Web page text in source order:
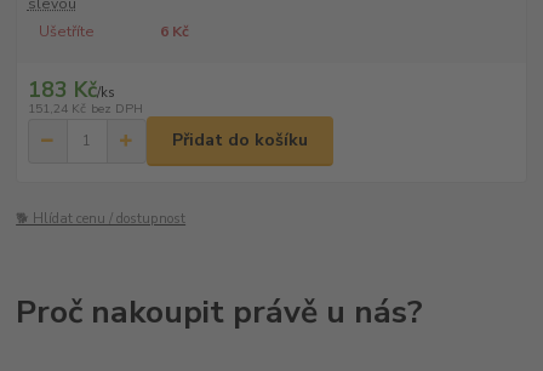
Ušetříte 6 Kč
183 Kč/ks
151,24 Kč bez DPH
Přidat do košíku
🐕 Hlídat cenu / dostupnost